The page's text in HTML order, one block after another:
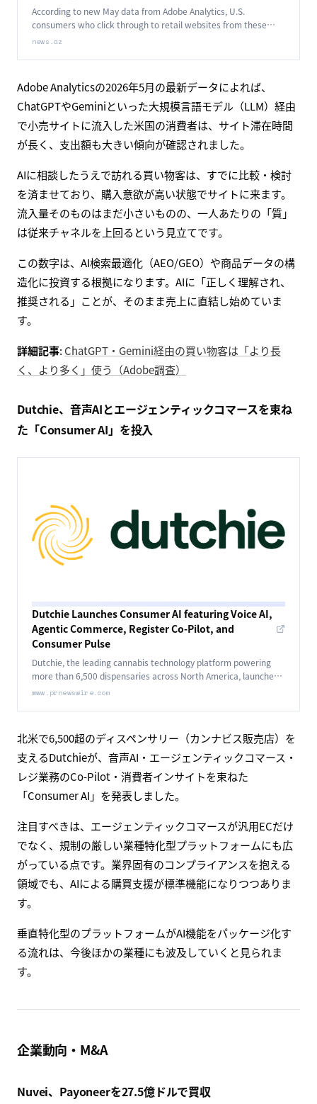
According to new May data from Adobe Analytics, U.S.
consumers who click through to retail websites from these
large language models (LLMs) are lingering longer and
news.az
Adobe Analyticsの2026年5月の最新データによれば、
ChatGPTやGeminiといった大規模言語モデル（LLM）経由
で小売サイトに流入した米国の消費者は、サイト滞在時間
が長く、支出額も大きい傾向が確認されました。
AIに相談したうえで訪れる買い物客は、すでに比較・検討
を済ませており、購入意欲が高い状態でサイトに来ます。
流入量そのものはまだ小さいものの、一人あたりの「質」
は従来チャネルを上回るという見立てです。
この数字は、AI検索最適化（AEO/GEO）や商品データの構
造化に投資する根拠になります。AIに「正しく理解され、
推奨される」ことが、そのまま売上に直結し始めていま
す。
詳細記事: ChatGPT・Gemini経由の買い物客は「より長
く、より多く」使う（Adobe調査）
Dutchie、音声AIとエージェンティックコマースを束ね
た「Consumer AI」を投入
Dutchie Launches Consumer AI featuring Voice AI,
Agentic Commerce, Register Co-Pilot, and
Consumer Pulse
Dutchie, the leading cannabis technology platform powering
more than 6,500 dispensaries across North America, launches a
Consumer AI suite.
www.prnewswire.com
北米で6,500超のディスペンサリー（カンナビス販売店）を
支えるDutchieが、音声AI・エージェンティックコマース・
レジ業務のCo-Pilot・消費者インサイトを束ねた
「Consumer AI」を発表しました。
注目すべきは、エージェンティックコマースが汎用ECだけ
でなく、規制の厳しい業種特化型プラットフォームにも広
がっている点です。業界固有のコンプライアンスを抱える
領域でも、AIによる購買支援が標準機能になりつつありま
す。
垂直特化型のプラットフォームがAI機能をパッケージ化す
る流れは、今後ほかの業種にも波及していくと見られま
す。
企業動向・M&A
Nuvei、Payoneerを27.5億ドルで買収